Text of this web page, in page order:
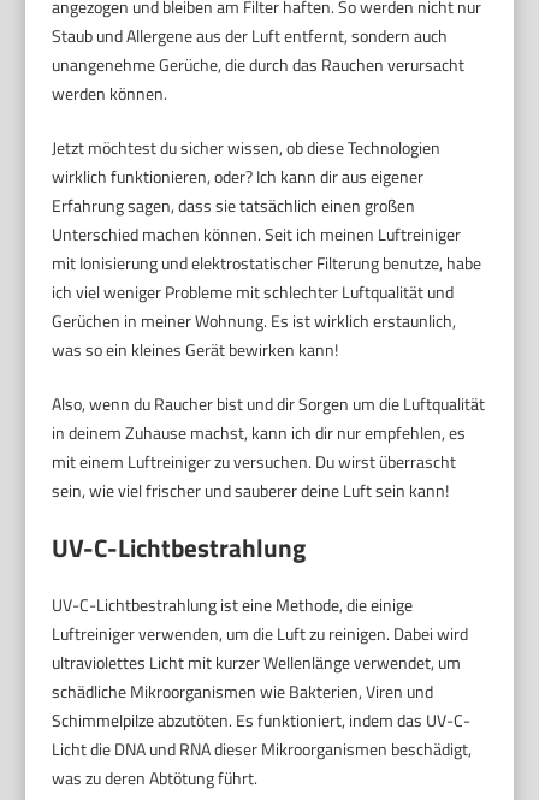
angezogen und bleiben am Filter haften. So werden nicht nur
Staub und Allergene aus der Luft entfernt, sondern auch
unangenehme Gerüche, die durch das Rauchen verursacht
werden können.
Jetzt möchtest du sicher wissen, ob diese Technologien
wirklich funktionieren, oder? Ich kann dir aus eigener
Erfahrung sagen, dass sie tatsächlich einen großen
Unterschied machen können. Seit ich meinen Luftreiniger
mit Ionisierung und elektrostatischer Filterung benutze, habe
ich viel weniger Probleme mit schlechter Luftqualität und
Gerüchen in meiner Wohnung. Es ist wirklich erstaunlich,
was so ein kleines Gerät bewirken kann!
Also, wenn du Raucher bist und dir Sorgen um die Luftqualität
in deinem Zuhause machst, kann ich dir nur empfehlen, es
mit einem Luftreiniger zu versuchen. Du wirst überrascht
sein, wie viel frischer und sauberer deine Luft sein kann!
UV-C-Lichtbestrahlung
UV-C-Lichtbestrahlung ist eine Methode, die einige
Luftreiniger verwenden, um die Luft zu reinigen. Dabei wird
ultraviolettes Licht mit kurzer Wellenlänge verwendet, um
schädliche Mikroorganismen wie Bakterien, Viren und
Schimmelpilze abzutöten. Es funktioniert, indem das UV-C-
Licht die DNA und RNA dieser Mikroorganismen beschädigt,
was zu deren Abtötung führt.